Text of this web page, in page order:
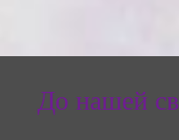
До нашей